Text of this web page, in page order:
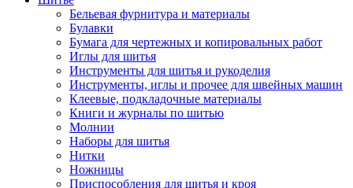
Бельевая фурнитура и материалы
Булавки
Бумага для чертежных и копировальных работ
Иглы для шитья
Инструменты для шитья и рукоделия
Инструменты, иглы и прочее для швейных машин
Клеевые, подкладочные материалы
Книги и журналы по шитью
Молнии
Наборы для шитья
Нитки
Ножницы
Приспособления для шитья и кроя